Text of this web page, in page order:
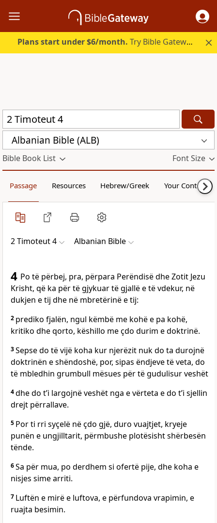
Plans start under $6/month. Try Bible Gateway Plus.
Albanian Bible (ALB)
Bible Book List Font Size
Passage Resources Hebrew/Greek Your Content
2 Timoteut 4 Albanian Bible
4 Po të përbej, pra, përpara Perëndisë dhe Zotit Jezu
Krisht, që ka për të gjykuar të gjallë e të vdekur, në
dukjen e tij dhe në mbretërinë e tij:
2 prediko fjalën, ngul këmbë me kohë e pa kohë,
kritiko dhe qorto, këshillo me çdo durim e doktrinë.
3Sepse do të vijë koha kur njerëzit nuk do ta durojnë
doktrinën e shëndoshë, por, sipas ëndjeve të veta, do
të mbledhin grumbull mësues për të gudulisur veshët
4dhe do t’i largojnë veshët nga e vërteta e do t’i sjellin
drejt përrallave.
5 Por ti rri syçelë në çdo gjë, duro vuajtjet, kryeje
punën e ungjilltarit, përmbushe plotësisht shërbesën
tënde.
6Sa për mua, po derdhem si ofertë pije, dhe koha e
nisjes sime arriti.
7 Luftën e mirë e luftova, e përfundova vrapimin, e
ruajta besimin.